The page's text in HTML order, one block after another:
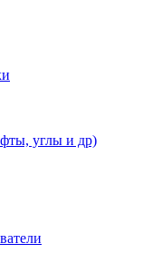
углы и др)